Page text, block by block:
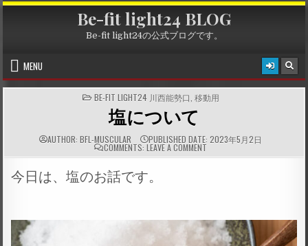
Skip
Be-fit light24 BLOG
Be-fit light24の公式ブログです。
MENU
P
O
D
I
N
BE-FIT LIGHT24 川西能勢口 移動用
塩について
AUTHOR: BFL-MUSCULAR PUBLISHED DATE: 2023年5月2日
COMMENTS: LEAVE A COMMENT
今日は、塩のお話です。